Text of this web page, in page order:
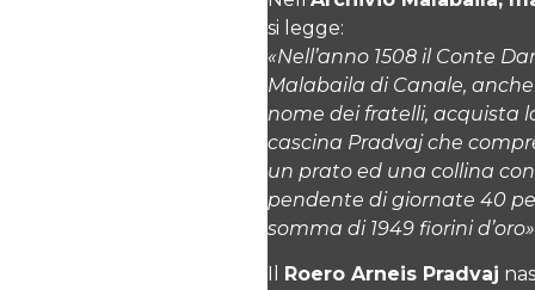
si legge:
«Nell’anno 1508 il Conte
Malabaila di Canale,
nome dei fratelli, acquista
cascina Pradvaj che
un prato ed una collina
pendente di giornate 40
somma di 1949 fiorini
Roero Arneis Pradvaj